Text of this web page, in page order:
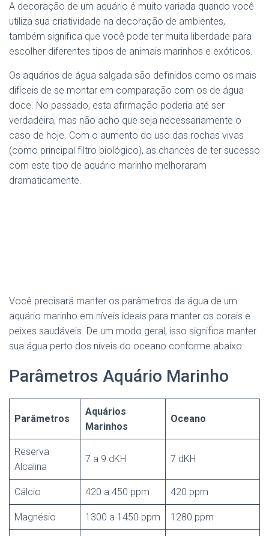
A decoração de um aquário é muito variada quando você
utiliza sua criatividade na decoração de ambientes,
também significa que você pode ter muita liberdade para
escolher diferentes tipos de animais marinhos e exóticos.
Os aquários de água salgada são definidos como os mais
difíceis de se montar em comparação com os de água
doce. No passado, esta afirmação poderia até ser
verdadeira, mas não acho que seja necessariamente o
caso de hoje. Com o aumento do uso das rochas vivas
(como principal filtro biológico), as chances de ter sucesso
com este tipo de aquário marinho melhoraram
dramaticamente.
Você precisará manter os parâmetros da água de um
aquário marinho em níveis ideais para manter os corais e
peixes saudáveis. De um modo geral, isso significa manter
sua água perto dos níveis do oceano conforme abaixo:
Parâmetros Aquário Marinho
Parâmetros
Aquários
Marinhos
Oceano
Reserva
Alcalina
7 a 9 dKH 7 dKH
Cálcio 420 a 450 ppm 420 ppm
Magnésio 1300 a 1450 ppm 1280 ppm